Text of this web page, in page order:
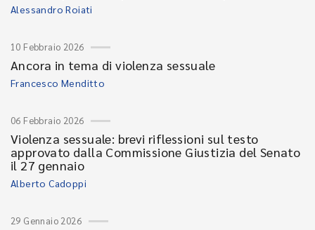
Alessandro Roiati
10 Febbraio 2026
Ancora in tema di violenza sessuale
Francesco Menditto
06 Febbraio 2026
Violenza sessuale: brevi riflessioni sul testo
approvato dalla Commissione Giustizia del Senato
il 27 gennaio
Alberto Cadoppi
29 Gennaio 2026